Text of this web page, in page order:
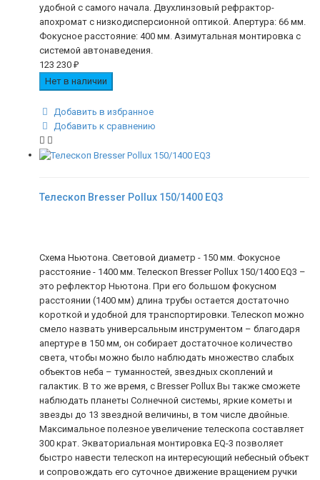
удобной с самого начала. Двухлинзовый рефрактор-
апохромат с низкодисперсионной оптикой. Апертура: 66 мм.
Фокусное расстояние: 400 мм. Азимутальная монтировка с
системой автонаведения.
123 230 ₽
Нет в наличии
Добавить в избранное
Добавить к сравнению
Телескоп Bresser Pollux 150/1400 EQ3
Схема Ньютона. Световой диаметр - 150 мм. Фокусное
расстояние - 1400 мм. Телескоп Bresser Pollux 150/1400 EQ3 –
это рефлектор Ньютона. При его большом фокусном
расстоянии (1400 мм) длина трубы остается достаточно
короткой и удобной для транспортировки. Телескоп можно
смело назвать универсальным инструментом – благодаря
апертуре в 150 мм, он собирает достаточное количество
света, чтобы можно было наблюдать множество слабых
объектов неба – туманностей, звездных скоплений и
галактик. В то же время, с Bresser Pollux Вы также сможете
наблюдать планеты Солнечной системы, яркие кометы и
звезды до 13 звездной величины, в том числе двойные.
Максимальное полезное увеличение телескопа составляет
300 крат. Экваториальная монтировка EQ-3 позволяет
быстро навести телескоп на интересующий небесный объект
и сопровождать его суточное движение вращением ручки